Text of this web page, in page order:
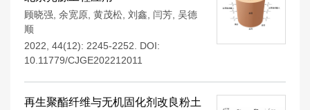
顾晓强 余宽原 黄茂松 刘鑫 闫芳 吴德
顺
2022, 44(12): 2245-2252.
DOI:
10.11779/CJGE202212011
再生聚酯纤维与无机固化剂改良粉土